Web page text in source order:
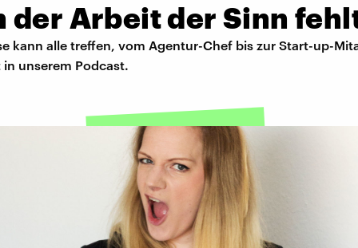
der Arbeit der Sinn
kann alle treffen, vom Agentur-Chef bis zur Start-up-
unserem Podcast.